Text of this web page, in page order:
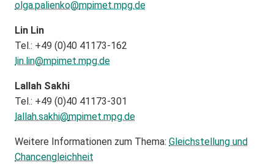
olga.palienko@mpimet.mpg.de
Lin Lin
Tel.: +49 (0)40 41173-162
lin.lin@mpimet.mpg.de
Lallah Sakhi
Tel.: +49 (0)40 41173-301
lallah.sakhi@mpimet.mpg.de
Weitere Informationen zum Thema: Gleichstellung und
Chancengleichheit